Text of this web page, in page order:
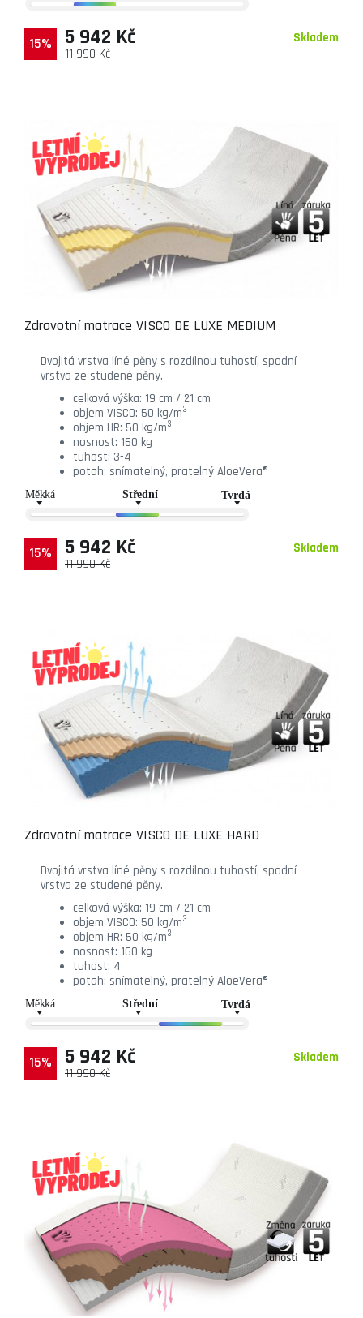
Skladem
15%
11 990 Kč
5 942 Kč
Zdravotní matrace VISCO DE LUXE MEDIUM
Dvojitá vrstva líné pěny s rozdílnou tuhostí, spodní
vrstva ze studené pěny.
celková výška: 19 cm / 21 cm
objem VISCO: 50 kg/m3
objem HR: 50 kg/m3
nosnost: 160 kg
tuhost: 3-4
potah: snímatelný, pratelný AloeVera®
Skladem
15%
11 990 Kč
5 942 Kč
Zdravotní matrace VISCO DE LUXE HARD
Dvojitá vrstva líné pěny s rozdílnou tuhostí, spodní
vrstva ze studené pěny.
celková výška: 19 cm / 21 cm
objem VISCO: 50 kg/m3
objem HR: 50 kg/m3
nosnost: 160 kg
tuhost: 4
potah: snímatelný, pratelný AloeVera®
Skladem
15%
11 990 Kč
5 942 Kč